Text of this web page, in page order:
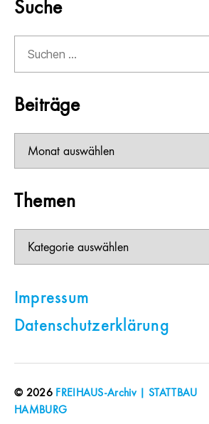
Suche
nach:
Beiträge
Themen
Impressum
Datenschutzerklärung
© 2026 FREIHAUS-Archiv | STATTBAU
HAMBURG